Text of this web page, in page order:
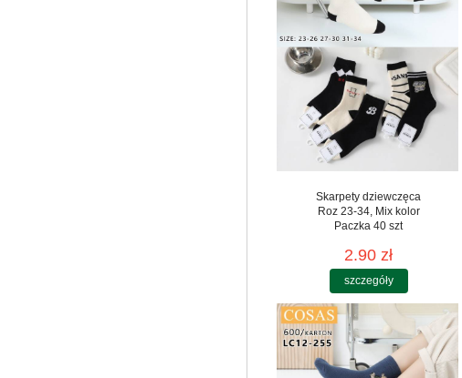
Skarpety dziewczęca
Roz 23-34, Mix kolor
Paczka 40 szt
2.90 zł
szczegóły